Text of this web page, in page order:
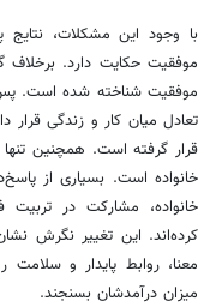
با وجود این مشکلات،
موفقیت شناخته شده است.
تعادل میان کار و زندگی قرار
خانواده است. بسیاری از
خانواده، مشارکت در تربیت
کرده‌اند. این تغییر نگرش
معنا، روابط پایدار و
میزان درآمدشان بسنجند.